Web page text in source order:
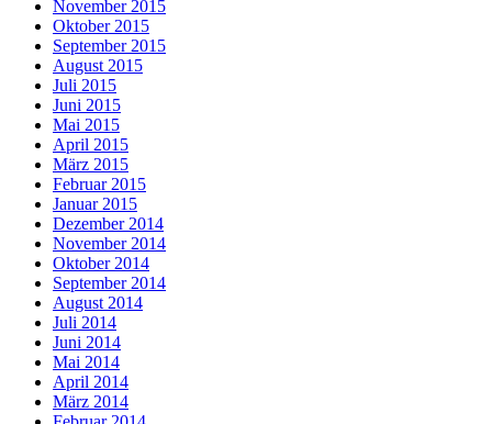
November 2015
Oktober 2015
September 2015
August 2015
Juli 2015
Juni 2015
Mai 2015
April 2015
März 2015
Februar 2015
Januar 2015
Dezember 2014
November 2014
Oktober 2014
September 2014
August 2014
Juli 2014
Juni 2014
Mai 2014
April 2014
März 2014